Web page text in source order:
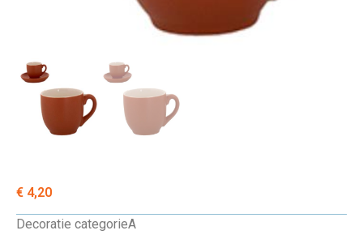
€ 4,20
Decoratie categorieA